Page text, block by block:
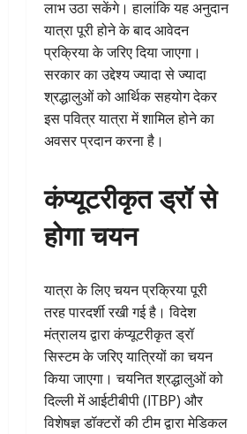
लाभ उठा सकेंगे। हालांकि यह अनुदान
यात्रा पूरी होने के बाद आवेदन
प्रक्रिया के जरिए दिया जाएगा।
सरकार का उद्देश्य ज्यादा से ज्यादा
श्रद्धालुओं को आर्थिक सहयोग देकर
इस पवित्र यात्रा में शामिल होने का
अवसर प्रदान करना है।
कंप्यूटरीकृत ड्रॉ से
होगा चयन
यात्रा के लिए चयन प्रक्रिया पूरी
तरह पारदर्शी रखी गई है। विदेश
मंत्रालय द्वारा कंप्यूटरीकृत ड्रॉ
सिस्टम के जरिए यात्रियों का चयन
किया जाएगा। चयनित श्रद्धालुओं को
दिल्ली में आईटीबीपी (ITBP) और
विशेषज्ञ डॉक्टरों की टीम द्वारा मेडिकल